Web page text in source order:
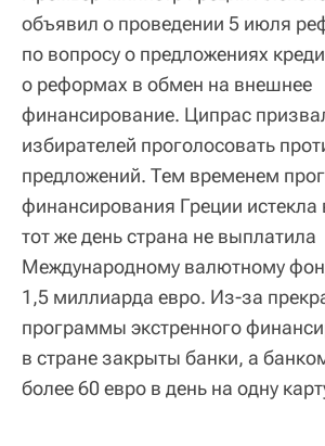
объявил о проведении 5 июля
по вопросу о предложениях
о реформах в обмен на внешнее
финансирование. Ципрас
избирателей проголосовать
предложений. Тем временем
финансирования Греции истекла
тот же день страна не выплатила
Международному валютному
1,5 миллиарда евро. Из-за
программы экстренного
в стране закрыты банки, а
более 60 евро в день на одну